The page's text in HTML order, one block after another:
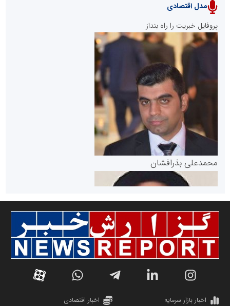
پایگاه خبری نهضت ملی مسکن
پایگاه خبری گفتمان یزد
دانشگاه سئوی ایران
سازمان بورس و اوراق بهادار
مرجع اخبار موثق در بازارسرمایه
سازمان صنعت،معدن و تجارت
مدل اقتصادی
پروفایل خبریت را راه بنداز
محمدعلی بذرافشان
مریم حاج نوروز نظری
اخبار بازار سرمایه
اخبار اقتصادی